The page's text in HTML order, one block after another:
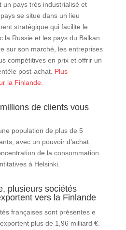
un pays très industrialisé et
se situe dans un lieu
stratégique qui facilite le
la Russie et les pays du Balkan.
sur son marché, les entreprises
compétitives en prix et offrir un
post-achat. Plus
la Finlande.
de clients vous
population de plus de 5
avec un pouvoir d’achat
de la consommation
à Helsinki.
plusieurs sociétés
vers la Finlande
françaises sont présentes e
plus de 1,96 milliard €.